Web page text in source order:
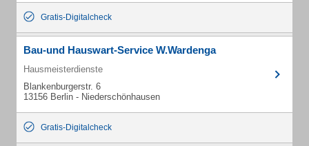
Gratis-Digitalcheck
Bau-und Hauswart-Service W.Wardenga
Hausmeisterdienste
Blankenburgerstr. 6
13156 Berlin - Niederschönhausen
Gratis-Digitalcheck